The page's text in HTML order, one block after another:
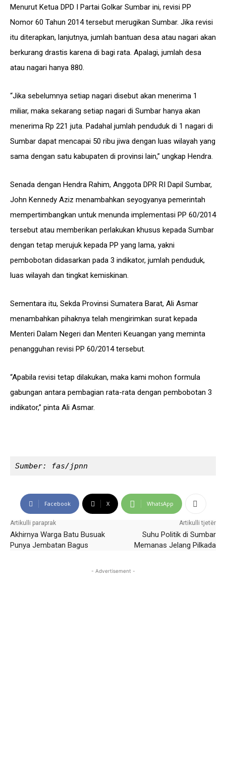
Menurut Ketua DPD I Partai Golkar Sumbar ini, revisi PP
Nomor 60 Tahun 2014 tersebut merugikan Sumbar. Jika revisi
itu diterapkan, lanjutnya, jumlah bantuan desa atau nagari akan
berkurang drastis karena di bagi rata. Apalagi, jumlah desa
atau nagari hanya 880.
“Jika sebelumnya setiap nagari disebut akan menerima 1
miliar, maka sekarang setiap nagari di Sumbar hanya akan
menerima Rp 221 juta. Padahal jumlah penduduk di 1 nagari di
Sumbar dapat mencapai 50 ribu jiwa dengan luas wilayah yang
sama dengan satu kabupaten di provinsi lain,” ungkap Hendra.
Senada dengan Hendra Rahim, Anggota DPR RI Dapil Sumbar,
John Kennedy Aziz menambahkan seyogyanya pemerintah
mempertimbangkan untuk menunda implementasi PP 60/2014
tersebut atau memberikan perlakukan khusus kepada Sumbar
dengan tetap merujuk kepada PP yang lama, yakni
pembobotan didasarkan pada 3 indikator, jumlah penduduk,
luas wilayah dan tingkat kemiskinan.
Sementara itu, Sekda Provinsi Sumatera Barat, Ali Asmar
menambahkan pihaknya telah mengirimkan surat kepada
Menteri Dalam Negeri dan Menteri Keuangan yang meminta
penangguhan revisi PP 60/2014 tersebut.
“Apabila revisi tetap dilakukan, maka kami mohon formula
gabungan antara pembagian rata-rata dengan pembobotan 3
indikator,” pinta Ali Asmar.
Sumber: fas/jpnn
Facebook X WhatsApp
Artikulli paraprak
Akhirnya Warga Batu Busuak
Punya Jembatan Bagus
Artikulli tjetër
Suhu Politik di Sumbar
Memanas Jelang Pilkada
- Advertisement -